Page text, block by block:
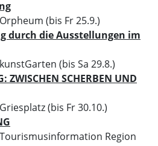
(bis Fr 25.9.)
durch die Ausstellungen im
(bis Sa 29.8.)
ZWISCHEN SCHERBEN UND
(bis Fr 30.10.)
Region